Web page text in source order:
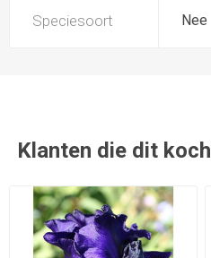
Speciesoort Nee
Klanten die dit